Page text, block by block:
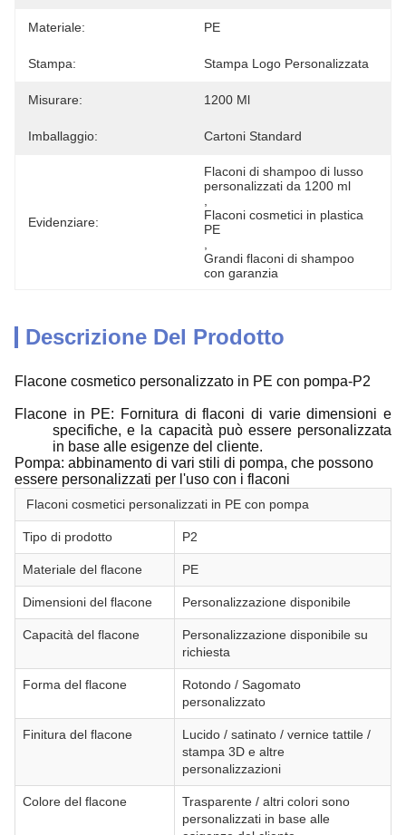
Materiale: PE
Stampa: Stampa Logo Personalizzata
Misurare: 1200 Ml
Imballaggio: Cartoni Standard
Evidenziare:
Flaconi di shampoo di lusso
personalizzati da 1200 ml
Flaconi cosmetici in plastica
PE
Grandi flaconi di shampoo
con garanzia
Descrizione Del Prodotto
Flacone cosmetico personalizzato in PE con pompa-P2
Flacone in PE: Fornitura di flaconi di varie dimensioni e
specifiche, e la capacità può essere personalizzata
in base alle esigenze del cliente.
Pompa: abbinamento di vari stili di pompa, che possono
essere personalizzati per l'uso con i flaconi
Flaconi cosmetici personalizzati in PE con pompa
Tipo di prodotto P2
Materiale del flacone PE
Dimensioni del flacone Personalizzazione disponibile
Capacità del flacone
Personalizzazione disponibile su
richiesta
Forma del flacone
Rotondo / Sagomato
personalizzato
Finitura del flacone
Lucido / satinato / vernice tattile /
stampa 3D e altre
personalizzazioni
Colore del flacone
Trasparente / altri colori sono
personalizzati in base alle